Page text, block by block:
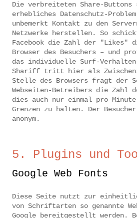
Die verbreiteten Share-
erhebliches Datenschutz-
unbemerkt Kontakt zu den
Netzwerke herstellen. So
Facebook die Zahl der "Likes"
Browser des Besuchers – und
das individuelle Surf-
Shariff tritt hier als
Stelle des Browsers fragt der
Webseiten-Betreibers die Zahl
dies auch nur einmal pro
Grenzen zu halten. Der
anonym.
5. Plugins und
Google Web Fonts
Diese Seite nutzt zur
von Schriftarten so genannte
Google bereitgestellt werden.